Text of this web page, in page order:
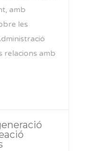
amb
les
relacions amb